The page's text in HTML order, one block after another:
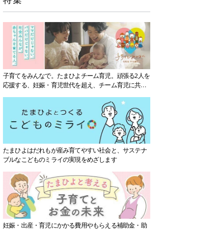
子育てをみんなで。たまひよチーム育児。頑張る2人を
応援する、妊娠・育児世代を超え、チーム育児に共感
たまひよはだれもが産み育てやすい社会と、サステナ
ブルなこどものミライの実現をめざします
妊娠・出産・育児にかかる費用やもらえる補助金・助